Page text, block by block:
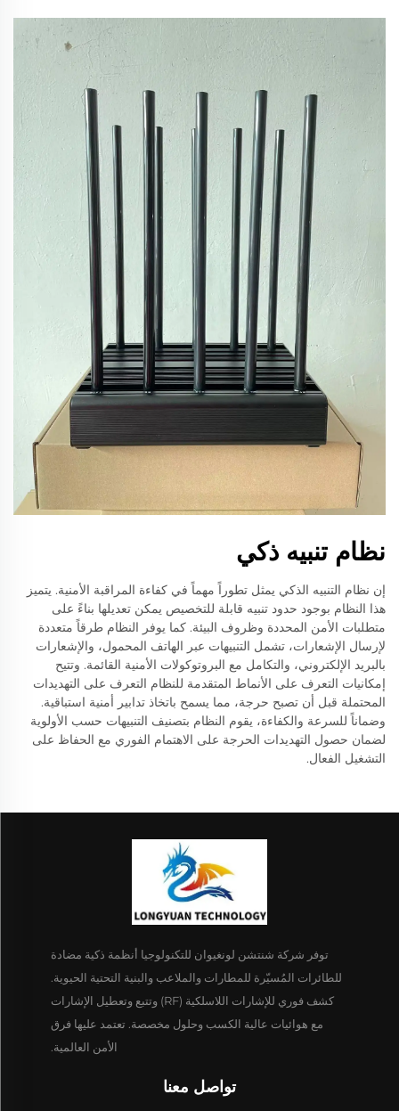
نظام تنبيه ذكي
إن نظام التنبيه الذكي يمثل تطوراً مهماً في كفاءة المراقبة الأمنية. يتميز
هذا النظام بوجود حدود تنبيه قابلة للتخصيص يمكن تعديلها بناءً على
متطلبات الأمن المحددة وظروف البيئة. كما يوفر النظام طرقاً متعددة
لإرسال الإشعارات، تشمل التنبيهات عبر الهاتف المحمول، والإشعارات
بالبريد الإلكتروني، والتكامل مع البروتوكولات الأمنية القائمة. وتتيح
إمكانيات التعرف على الأنماط المتقدمة للنظام التعرف على التهديدات
المحتملة قبل أن تصبح حرجة، مما يسمح باتخاذ تدابير أمنية استباقية.
وضماناً للسرعة والكفاءة، يقوم النظام بتصنيف التنبيهات حسب الأولوية
لضمان حصول التهديدات الحرجة على الاهتمام الفوري مع الحفاظ على
التشغيل الفعال.
توفر شركة شنتشن لونغيوان للتكنولوجيا أنظمة ذكية مضادة
للطائرات المُسيّرة للمطارات والملاعب والبنية التحتية الحيوية.
كشف فوري للإشارات اللاسلكية (RF) وتتبع وتعطيل الإشارات
مع هوائيات عالية الكسب وحلول مخصصة. تعتمد عليها فرق
الأمن العالمية.
تواصل معنا